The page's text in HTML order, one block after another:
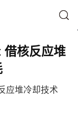
借核反应堆
应堆冷却技术